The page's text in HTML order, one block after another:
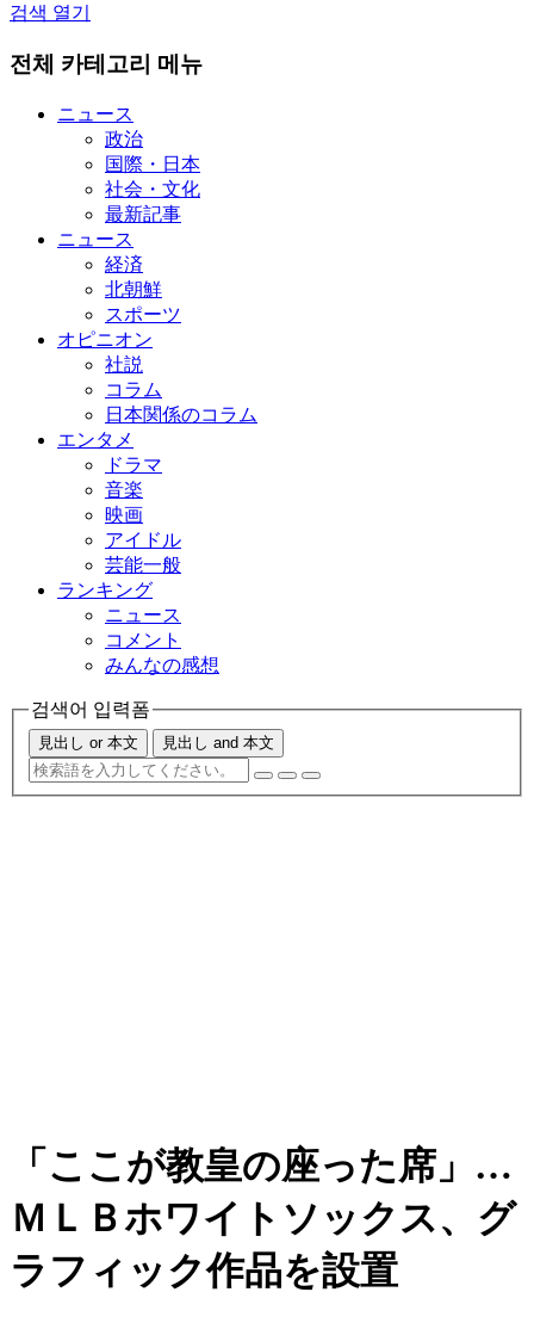
검색 열기
전체 카테고리 메뉴
ニュース
政治
国際・日本
社会・文化
最新記事
ニュース
経済
北朝鮮
スポーツ
オピニオン
社説
コラム
日本関係のコラム
エンタメ
ドラマ
音楽
映画
アイドル
芸能一般
ランキング
ニュース
コメント
みんなの感想
검색어 입력폼
見出し or 本文 見出し and 本文
「ここが教皇の座った席」…
ＭＬＢホワイトソックス、グ
ラフィック作品を設置